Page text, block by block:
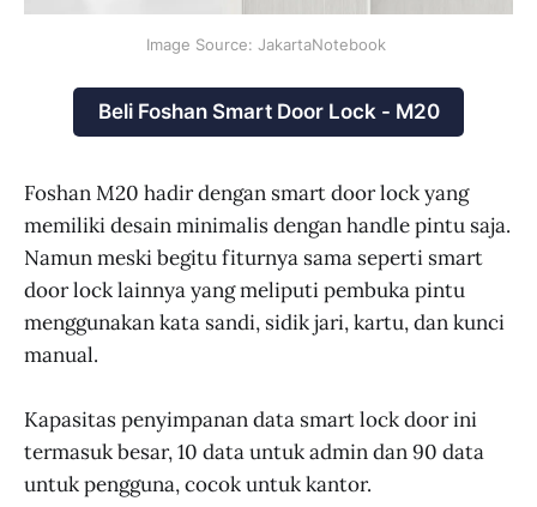
Image Source: JakartaNotebook
Beli Foshan Smart Door Lock - M20
Foshan M20 hadir dengan smart door lock yang
memiliki desain minimalis dengan handle pintu saja.
Namun meski begitu fiturnya sama seperti smart
door lock lainnya yang meliputi pembuka pintu
menggunakan kata sandi, sidik jari, kartu, dan kunci
manual.
Kapasitas penyimpanan data smart lock door ini
termasuk besar, 10 data untuk admin dan 90 data
untuk pengguna, cocok untuk kantor.